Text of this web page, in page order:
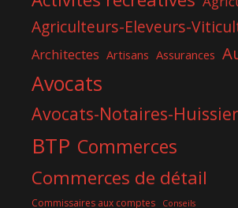
Agriculteurs-Eleveurs-
Architectes Artisans Assurances
Avocats
Avocats-Notaires-
BTP Commerces
Commerces de détail
Commissaires aux comptes Conseils